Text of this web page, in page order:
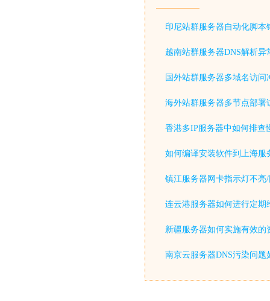
印尼站群服务器自动化脚本
越南站群服务器DNS解析异
国外站群服务器多域名访问
海外站群服务器多节点部署
香港多IP服务器中如何排查
如何编译安装软件到上海服
镇江服务器网卡指示灯不亮
连云港服务器如何进行定期
新疆服务器如何实施有效的
南京云服务器DNS污染问题